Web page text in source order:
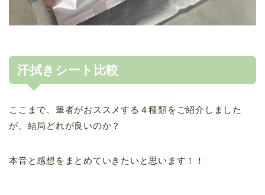
汗拭きシート比較
ここまで、筆者がおススメする４種類をご紹介しました
が、結局どれが良いのか？
本音と感想をまとめていきたいと思います！！